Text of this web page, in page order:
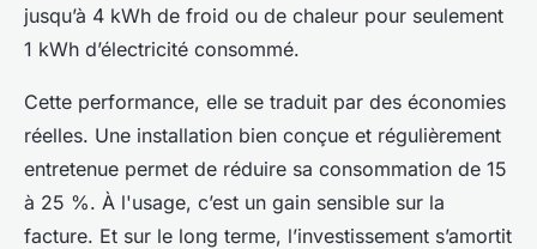
jusqu’à 4 kWh de froid ou de chaleur pour seulement
1 kWh d’électricité consommé.
Cette performance, elle se traduit par des économies
réelles. Une installation bien conçue et régulièrement
entretenue permet de réduire sa consommation de 15
à 25 %. À l'usage, c’est un gain sensible sur la
facture. Et sur le long terme, l’investissement s’amortit